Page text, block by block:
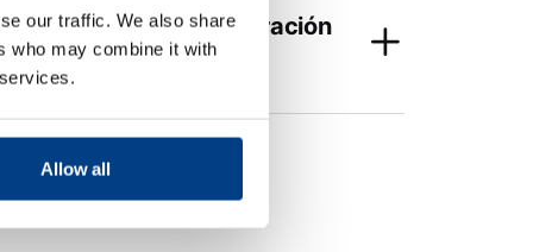
our traffic. We also share
who may combine it with
Allow all
fluidas en comparación
(Guerin)?